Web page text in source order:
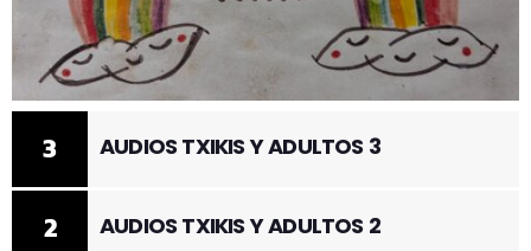
2 AUDIOS TXIKIS Y ADULTOS 2
3 AUDIOS TXIKIS Y ADULTOS 3